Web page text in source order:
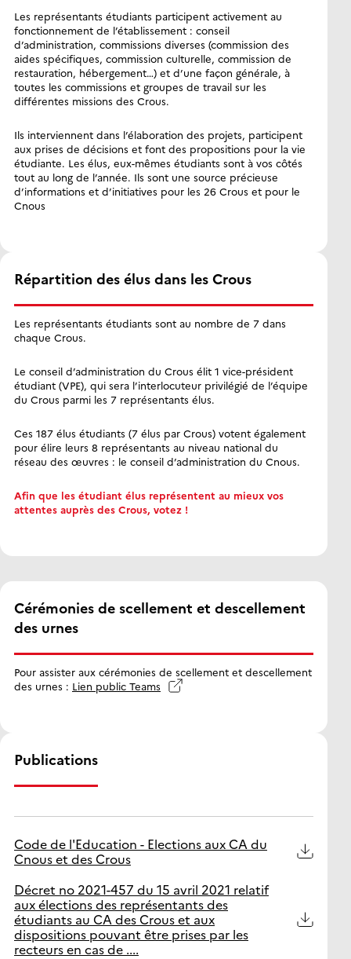
Les représentants étudiants participent activement au
fonctionnement de l’établissement : conseil
d’administration, commissions diverses (commission des
aides spécifiques, commission culturelle, commission de
restauration, hébergement…) et d’une façon générale, à
toutes les commissions et groupes de travail sur les
différentes missions des Crous.
Ils interviennent dans l’élaboration des projets, participent
aux prises de décisions et font des propositions pour la vie
étudiante. Les élus, eux-mêmes étudiants sont à vos côtés
tout au long de l’année. Ils sont une source précieuse
d’informations et d’initiatives pour les 26 Crous et pour le
Cnous
Répartition des élus dans les Crous
Les représentants étudiants sont au nombre de 7 dans
chaque Crous.
Le conseil d’administration du Crous élit 1 vice-président
étudiant (VPE), qui sera l’interlocuteur privilégié de l’équipe
du Crous parmi les 7 représentants élus.
Ces 187 élus étudiants (7 élus par Crous) votent également
pour élire leurs 8 représentants au niveau national du
réseau des œuvres : le conseil d’administration du Cnous.
Afin que les étudiant élus représentent au mieux vos
attentes auprès des Crous, votez !
Cérémonies de scellement et descellement
des urnes
Pour assister aux cérémonies de scellement et descellement
des urnes : Lien public Teams
Publications
Code de l'Education - Elections aux CA du
Cnous et des Crous
Décret no 2021-457 du 15 avril 2021 relatif
aux élections des représentants des
étudiants au CA des Crous et aux
dispositions pouvant être prises par les
recteurs en cas de ....